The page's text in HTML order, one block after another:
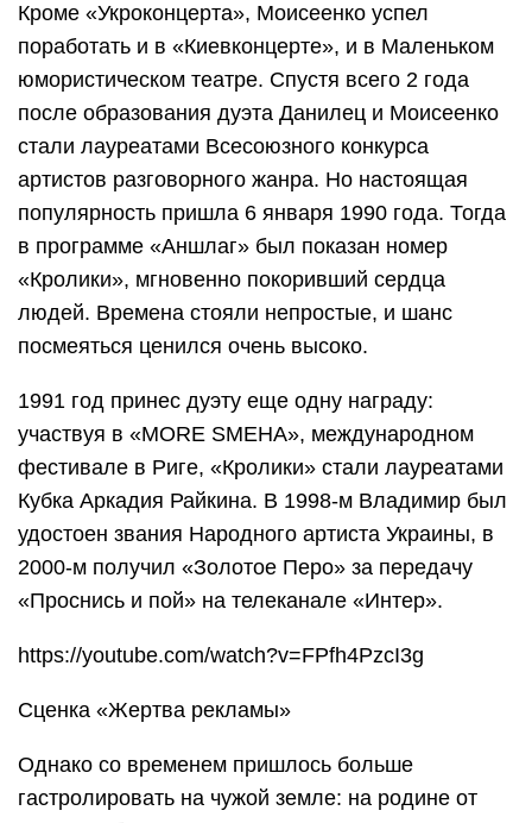
Кроме «Укроконцерта», Моисеенко успел
поработать и в «Киевконцерте», и в Маленьком
юмористическом театре. Спустя всего 2 года
после образования дуэта Данилец и Моисеенко
стали лауреатами Всесоюзного конкурса
артистов разговорного жанра. Но настоящая
популярность пришла 6 января 1990 года. Тогда
в программе «Аншлаг» был показан номер
«Кролики», мгновенно покоривший сердца
людей. Времена стояли непростые, и шанс
посмеяться ценился очень высоко.
1991 год принес дуэту еще одну награду:
участвуя в «MORE SMEHA», международном
фестивале в Риге, «Кролики» стали лауреатами
Кубка Аркадия Райкина. В 1998-м Владимир был
удостоен звания Народного артиста Украины, в
2000-м получил «Золотое Перо» за передачу
«Проснись и пой» на телеканале «Интер».
https://youtube.com/watch?v=FPfh4PzcI3g
Сценка «Жертва рекламы»
Однако со временем пришлось больше
гастролировать на чужой земле: на родине от